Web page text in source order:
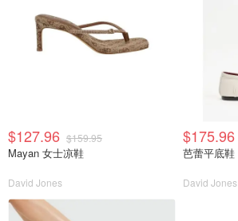
$127.96 $159.95
Mayan 女士凉鞋
David Jones
$175.96
芭蕾平底鞋
David Jones